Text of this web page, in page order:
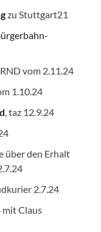
zu Stuttgart21
vom 2.11.24
1.10.24
, taz 12.9.24
über den Erhalt
2.7.24
mit Claus